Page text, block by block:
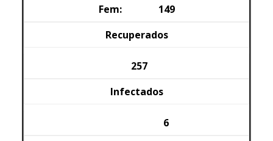
Fem: 149
Recuperados
257
Infectados
6